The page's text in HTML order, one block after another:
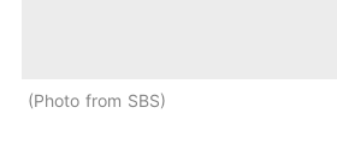
Photo from SBS